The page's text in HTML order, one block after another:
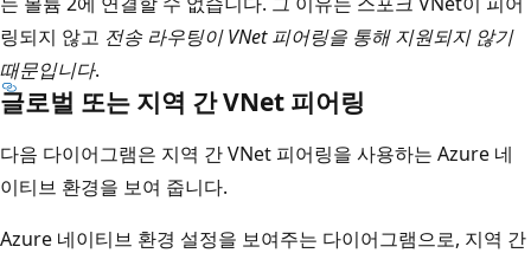
링되지 않고 전송 라우팅이 VNet 피어링을 통해 지원되지 않기
때문입니다.
글로벌 또는 지역 간 VNet 피어링
다음 다이어그램은 지역 간 VNet 피어링을 사용하는 Azure 네
이티브 환경을 보여 줍니다.
Azure 네이티브 환경 설정을 보여주는 다이어그램으로, 지역 간